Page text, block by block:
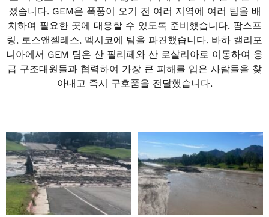
졌습니다. GEM은 폭풍이 오기 전 여러 지역에 여러 팀을 배
치하여 필요한 곳에 대응할 수 있도록 준비했습니다. 팜스프
링, 로스앤젤레스, 멕시코에 팀을 파견했습니다. 바하 캘리포
니아에서 GEM 팀은 산 필리페와 산 로살리아로 이동하여 응
급 구조대원들과 협력하여 가장 큰 피해를 입은 사람들을 찾
아내고 즉시 구호품을 전달했습니다.